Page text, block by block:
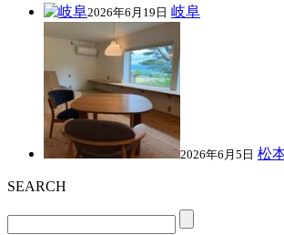
2026年6月19日 岐阜
2026年6月5日 松
SEARCH